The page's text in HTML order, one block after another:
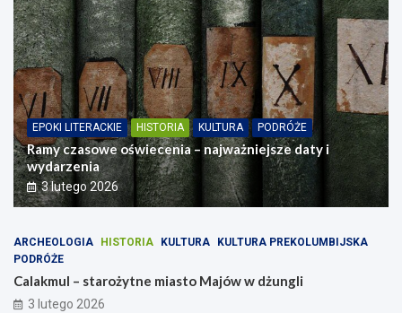
EPOKI LITERACKIE HISTORIA KULTURA PODRÓŻE
Ramy czasowe oświecenia – najważniejsze daty i
wydarzenia
3 lutego 2026
ARCHEOLOGIA HISTORIA KULTURA
KULTURA PREKOLUMBIJSKA
PODRÓŻE
Calakmul – starożytne miasto Majów w dżungli
3 lutego 2026